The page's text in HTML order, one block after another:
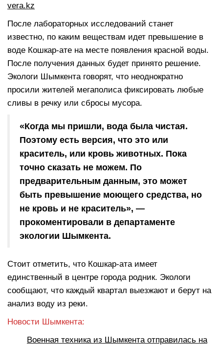
vera.kz
После лабораторных исследований станет
известно, по каким веществам идет превышение в
воде Кошкар-ате на месте появления красной воды.
После получения данных будет принято решение.
Экологи Шымкента говорят, что неоднократно
просили жителей мегаполиса фиксировать любые
сливы в речку или сбросы мусора.
«Когда мы пришли, вода была чистая.
Поэтому есть версия, что это или
краситель, или кровь животных. Пока
точно сказать не можем. По
предварительным данным, это может
быть превышение моющего средства, но
не кровь и не краситель», —
прокоментировали в департаменте
экологии Шымкента.
Стоит отметить, что Кошкар-ата имеет
единственный в центре города родник. Экологи
сообщают, что каждый квартал выезжают и берут на
анализ воду из реки.
Новости Шымкента:
Военная техника из Шымкента отправилась на